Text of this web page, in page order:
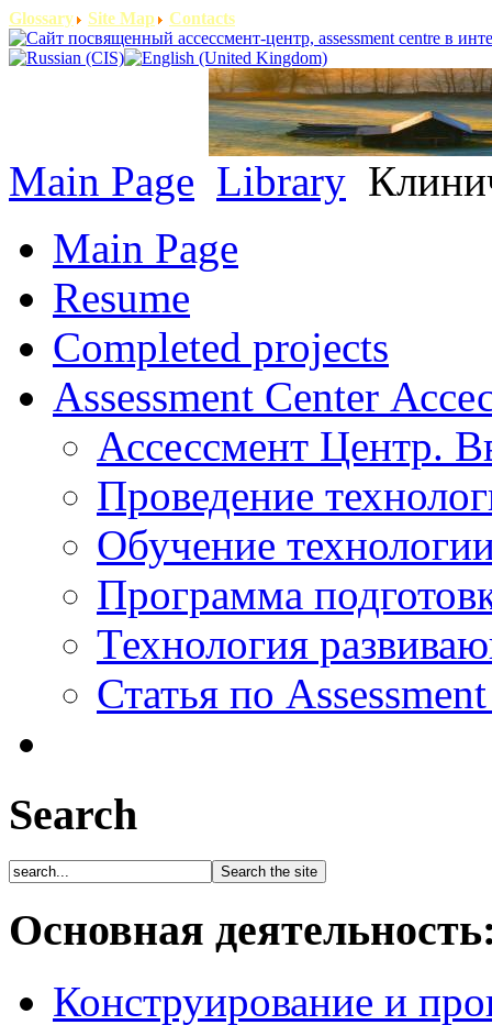
Glossary Site Map Contacts
Main Page Library
Main Page
Resume
Completed projects
Assessment Center
Ассессмент Центр.
Проведение
Обучение
Программа
Технология
Статья по
Search
Основная
Конструирование и